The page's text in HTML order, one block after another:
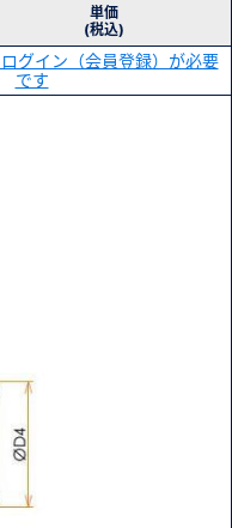
単価
(税込)
グイン（会員登録）が必要
です